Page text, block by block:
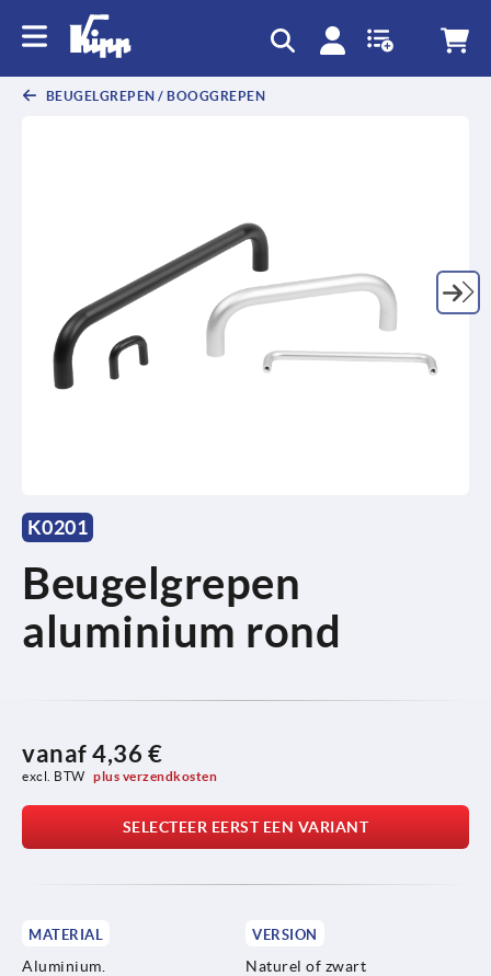
BEUGELGREPEN / BOOGGREPEN
K0201
Beugelgrepen
aluminium rond
vanaf 4,36 €
excl. BTW plus verzendkosten
SELECTEER EERST EEN VARIANT
MATERIAL
Aluminium.
VERSION
Naturel of zwart